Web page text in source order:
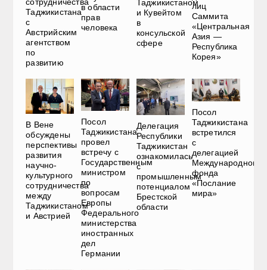
Таджикистана
с
Австрийским
агентством
по
развитию
в области
прав
человека
Таджикистаном
и Кувейтом
в
консульской
сфере
лиц
Саммита
«Центральная
Азия —
Республика
Корея»
В Вене
обсуждены
перспективы
развития
научно-
культурного
сотрудничества
между
Таджикистаном
и Австрией
Посол
Таджикистана
провел
встречу с
Государственным
министром
по
вопросам
Европы
Федерального
министерства
иностранных
дел
Германии
Делегация
Республики
Таджикистан
ознакомилась
с
промышленным
потенциалом
Брестской
области
Посол
Таджикистана
встретился
с
делегацией
Международного
фонда
«Послание
мира»